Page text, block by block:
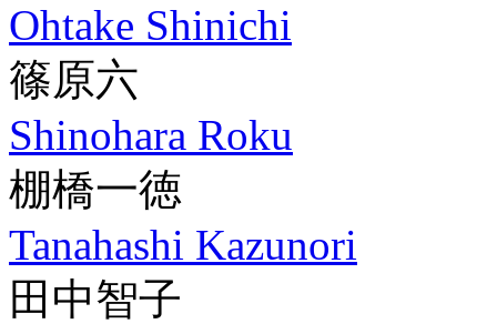
Ohtake Shinichi
篠原六
Shinohara Roku
棚橋一徳
Tanahashi Kazunori
田中智子